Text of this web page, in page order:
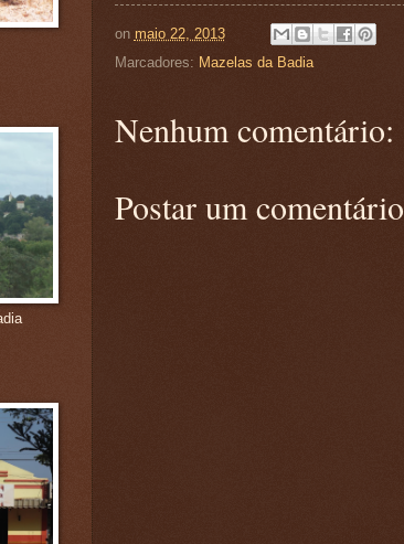
on maio 22, 2013
Marcadores: Mazelas da Badia
Nenhum comentário:
Postar um comentário